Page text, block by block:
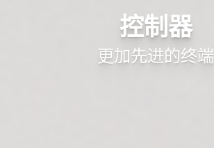
控制器
更加先进的终端